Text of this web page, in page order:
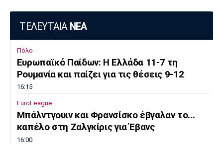
ΤΕΛΕΥΤΑΙΑ ΝΕΑ
Πόλο
Ευρωπαϊκό Παίδων: Η Ελλάδα 11-7 τη
Ρουμανία και παίζει για τις θέσεις 9-12
16:15
EuroLeague
Μπάλντγουιν και Φρανσίσκο έβγαλαν το...
καπέλο στη Ζαλγκίρις για Έβανς
16:00